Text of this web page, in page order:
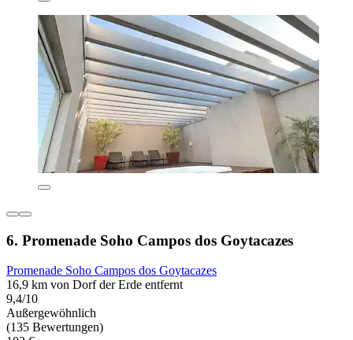
6. Promenade Soho Campos dos Goytacazes
Promenade Soho Campos dos Goytacazes
16,9 km von Dorf der Erde entfernt
9,4/10
Außergewöhnlich
(135 Bewertungen)